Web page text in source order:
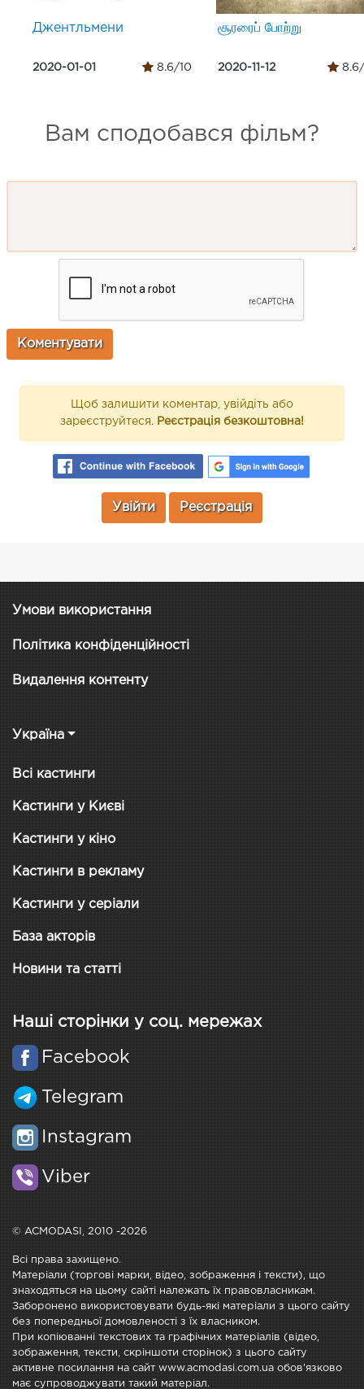
Джентльмени
2020-01-01 8.6/10
சூரரைப் போற்று
2020-11-12 8.6/
Вам сподобався фільм?
Щоб залишити коментар, увійдіть або
зареєструйтеся. Реєстрація безкоштовна!
Увійти Реєстрація
Умови використання
Політика конфіденційності
Видалення контенту
Україна
Всі кастинги
Кастинги у Києві
Кастинги у кіно
Кастинги в рекламу
Кастинги у серіали
База акторів
Новини та статті
Наші сторінки у соц. мережах
Facebook
Telegram
Instagram
Viber
© ACMODASI, 2010 -2026
Всі права захищено.
Матеріали (торгові марки, відео, зображення і тексти), що
знаходяться на цьому сайті належать їх правовласникам.
Заборонено використовувати будь-які матеріали з цього сайту
без попередньої домовленості з їх власником.
При копіюванні текстових та графічних матеріалів (відео,
зображення, тексти, скріншоти сторінок) з цього сайту
активне посилання на сайт www.acmodasi.com.ua обов'язково
має супроводжувати такий матеріал.